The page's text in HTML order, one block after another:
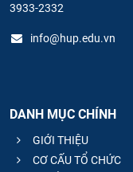
3933-2332
info@hup.edu.vn
DANH MỤC CHÍNH
GIỚI THIỆU
CƠ CẤU TỔ CHỨC